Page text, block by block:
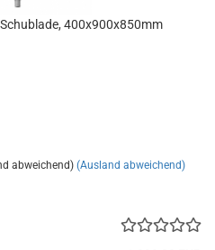
400x900x850mm
abweichend) (Ausland abweichend)